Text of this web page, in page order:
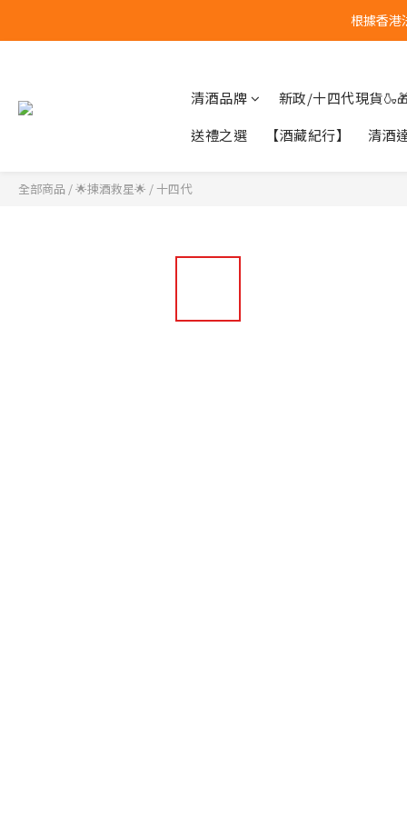
根據香港
清酒品牌
新政/十四代現貨
送禮之選
【酒藏紀行】 清酒
全部商品 /🌟揀酒救星🌟 /十四代